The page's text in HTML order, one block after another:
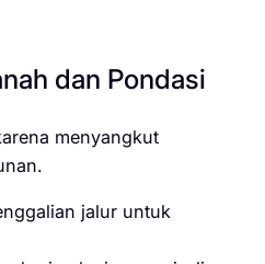
dan Pondasi
menyangkut
jalur untuk